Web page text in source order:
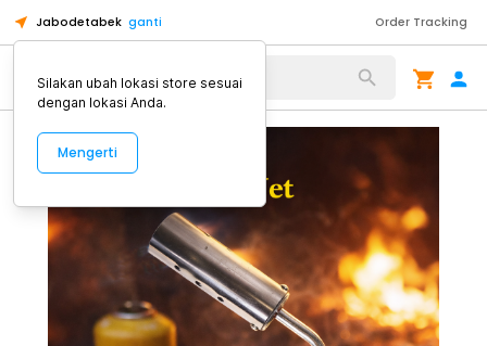
Jabodetabek ganti Order Tracking
Alat Kopi
Silakan ubah lokasi store sesuai
dengan lokasi Anda.
Mengerti